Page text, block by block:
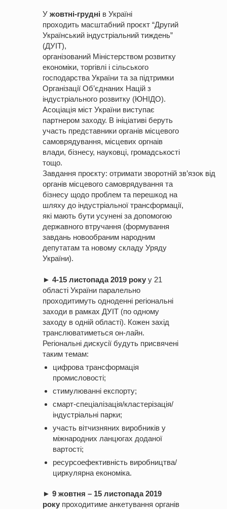
У жовтні-грудні в Україні
проходить масштабний проєкт “Другий
Український індустріальний тиждень”
(ДУІТ),
організований Міністерством розвитку
економіки, торгівлі і сільського
господарства України та за підтримки
Організації Об’єднаних Націй з
індустріального розвитку (ЮНІДО).
Асоціація міст України виступає
партнером заходу. В ініціативі беруть
участь представники органів місцевого
самоврядування, місцевих оргнаів
влади, бізнесу, науковці, громадськості
тощо.
Завдання проєкту: отримати зворотній зв’язок від
органів місцевого самоврядування та
бізнесу щодо проблем та перешкод на
шляху до індустріальної трансформації,
які мають бути усунені за допомогою
державного втручання (формування
завдань новообраним народним
депутатам та новому складу Уряду
України).​
► 4-15 листопада 2019 року у 21
області України паралельно
проходитимуть одноденні регіональні
заходи в рамках ДУІТ (по одному
заходу в одній області). Кожен захід
транслюватиметься он-лайн.
Регіональні дискусії будуть присвячені
таким темам:
цифрова трансформація
промисловості;
стимулюванні експорту;
смарт-спеціалізація/кластерізація/
індустріальні парки;
участь вітчизняних виробників у
міжнародних ланцюгах доданої
вартості;
ресурсоефективність виробництва/
циркулярна економіка.
► 9 жовтня – 15 листопада 2019
року проходитиме анкетування органів